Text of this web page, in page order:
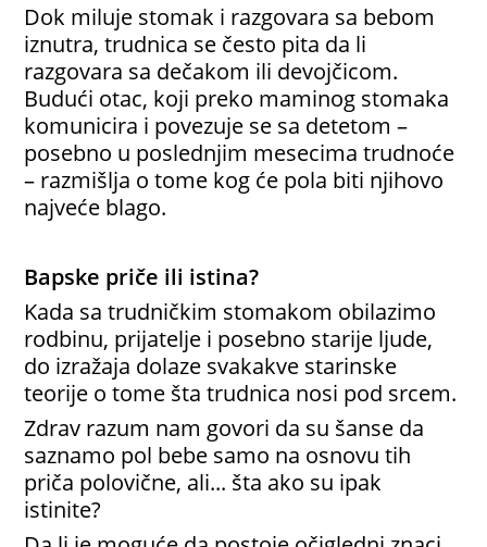
Dok miluje stomak i razgovara sa bebom
iznutra, trudnica se često pita da li
razgovara sa dečakom ili devojčicom.
Budući otac, koji preko maminog stomaka
komunicira i povezuje se sa detetom –
posebno u poslednjim mesecima trudnoće
– razmišlja o tome kog će pola biti njihovo
najveće blago.
Bapske priče ili istina?
Kada sa trudničkim stomakom obilazimo
rodbinu, prijatelje i posebno starije ljude,
do izražaja dolaze svakakve starinske
teorije o tome šta trudnica nosi pod srcem.
Zdrav razum nam govori da su šanse da
saznamo pol bebe samo na osnovu tih
priča polovične, ali... šta ako su ipak
istinite?